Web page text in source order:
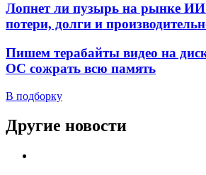
Лопнет ли пузырь на рынке
потери, долги и
Пишем терабайты видео на
ОС сожрать всю память
В подборку
Другие новости